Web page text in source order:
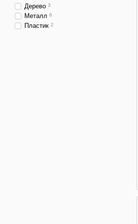
Дерево 3
Металл 6
Пластик 2